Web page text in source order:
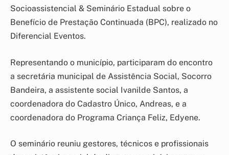
Socioassistencial & Seminário Estadual sobre o
Benefício de Prestação Continuada (BPC), realizado no
Diferencial Eventos.
Representando o município, participaram do encontro
a secretária municipal de Assistência Social, Socorro
Bandeira, a assistente social Ivanilde Santos, a
coordenadora do Cadastro Único, Andreas, e a
coordenadora do Programa Criança Feliz, Edyene.
O seminário reuniu gestores, técnicos e profissionais